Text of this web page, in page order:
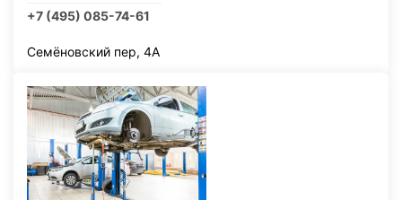
+7 (495) 085-74-61
Семёновский пер, 4А